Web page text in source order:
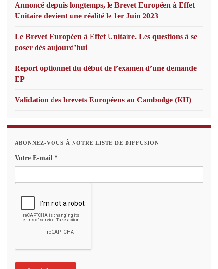
Annoncé depuis longtemps, le Brevet Européen à Effet
Unitaire devient une réalité le 1er Juin 2023
Le Brevet Européen à Effet Unitaire. Les questions à se
poser dès aujourd’hui
Report optionnel du début de l’examen d’une demande
EP
Validation des brevets Européens au Cambodge (KH)
ABONNEZ-VOUS À NOTRE LISTE DE DIFFUSION
Votre E-mail *